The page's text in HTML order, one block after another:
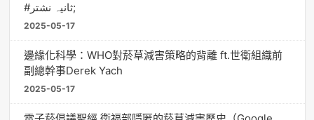
#ثانیہ نشتر;
2025-05-17
邊緣化科學：WHO對菸草減害策略的背離 ft.世衛組織前
副總幹事Derek Yach
2025-05-17